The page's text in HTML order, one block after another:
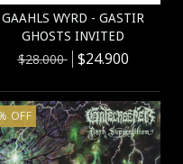
GAAHLS WYRD - GASTIR
GHOSTS INVITED
$28.000 $24.900
OFF